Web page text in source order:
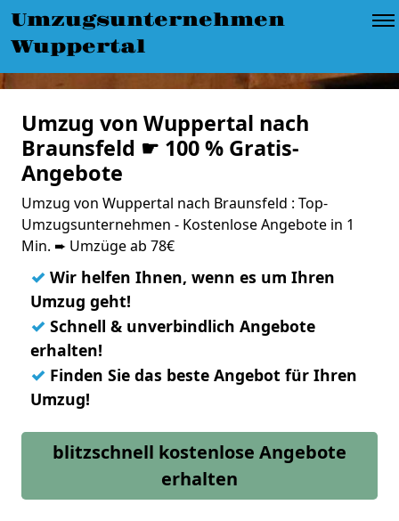
Umzugsunternehmen
Wuppertal
Umzug von Wuppertal nach
Braunsfeld ☛ 100 % Gratis-
Angebote
Umzug von Wuppertal nach Braunsfeld : Top-
Umzugsunternehmen - Kostenlose Angebote in 1
Min. ➨ Umzüge ab 78€
✓ Wir helfen Ihnen, wenn es um Ihren
Umzug geht!
✓ Schnell & unverbindlich Angebote
erhalten!
✓ Finden Sie das beste Angebot für Ihren
Umzug!
blitzschnell kostenlose Angebote
erhalten